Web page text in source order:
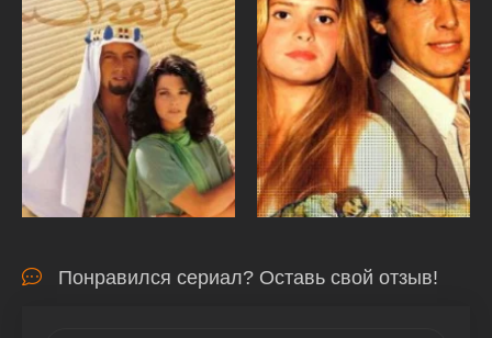
Понравился сериал? Оставь свой отзыв!